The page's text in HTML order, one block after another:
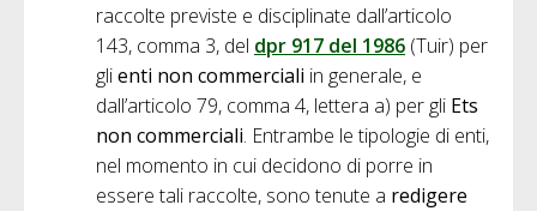
raccolte previste e disciplinate dall’articolo
143, comma 3, del dpr 917 del 1986 (Tuir) per
glienti non commerciali in generale, e
dall’articolo 79, comma 4, lettera a) per gli Ets
non commerciali. Entrambe le tipologie di enti,
nel momento in cui decidono di porre in
essere tali raccolte, sono tenute a redigere